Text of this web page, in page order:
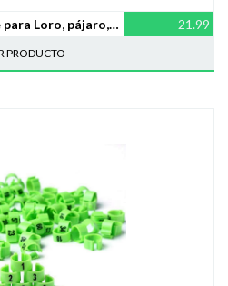
ASOCEA – Arnés Ajustable para Loro, pájaro, Correa antimordeduras 21.99
PRODUCTO